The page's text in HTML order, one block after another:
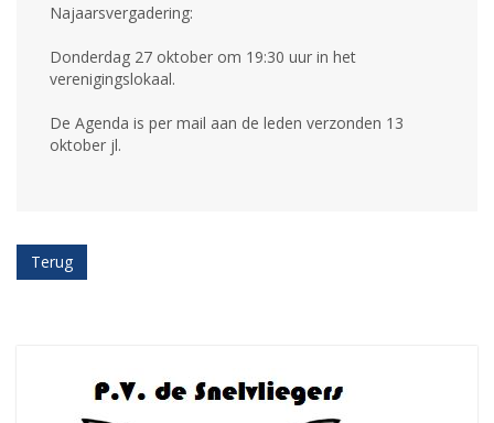
Najaarsvergadering:
Donderdag 27 oktober om 19:30 uur in het
verenigingslokaal.
De Agenda is per mail aan de leden verzonden 13
oktober jl.
Terug